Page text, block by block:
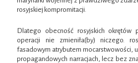
rosyjskiej kompromitacji.
Dlatego obecność rosyjskich okrętów
operacji nie zmieniła(by) niczego.
fasadowym atrybutem mocarstwowości,
propagandowych narracjach, lecz bez